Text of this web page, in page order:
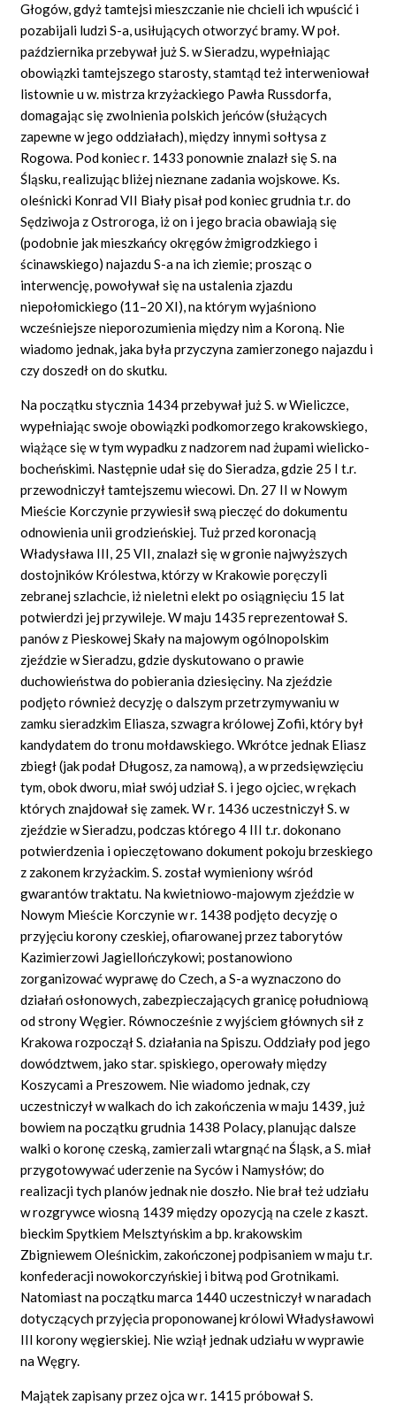
Głogów, gdyż tamtejsi mieszczanie nie chcieli ich wpuścić i
pozabijali ludzi S-a, usiłujących otworzyć bramy. W poł.
października przebywał już S. w Sieradzu, wypełniając
obowiązki tamtejszego starosty, stamtąd też interweniował
listownie u w. mistrza krzyżackiego Pawła Russdorfa,
domagając się zwolnienia polskich jeńców (służących
zapewne w jego oddziałach), między innymi sołtysa z
Rogowa. Pod koniec r. 1433 ponownie znalazł się S. na
Śląsku, realizując bliżej nieznane zadania wojskowe. Ks.
oleśnicki Konrad VII Biały pisał pod koniec grudnia t.r. do
Sędziwoja z Ostroroga, iż on i jego bracia obawiają się
(podobnie jak mieszkańcy okręgów żmigrodzkiego i
ścinawskiego) najazdu S-a na ich ziemie; prosząc o
interwencję, powoływał się na ustalenia zjazdu
niepołomickiego (11–20 XI), na którym wyjaśniono
wcześniejsze nieporozumienia między nim a Koroną. Nie
wiadomo jednak, jaka była przyczyna zamierzonego najazdu i
czy doszedł on do skutku.
Na początku stycznia 1434 przebywał już S. w Wieliczce,
wypełniając swoje obowiązki podkomorzego krakowskiego,
wiążące się w tym wypadku z nadzorem nad żupami wielicko-
bocheńskimi. Następnie udał się do Sieradza, gdzie 25 I t.r.
przewodniczył tamtejszemu wiecowi. Dn. 27 II w Nowym
Mieście Korczynie przywiesił swą pieczęć do dokumentu
odnowienia unii grodzieńskiej. Tuż przed koronacją
Władysława III, 25 VII, znalazł się w gronie najwyższych
dostojników Królestwa, którzy w Krakowie poręczyli
zebranej szlachcie, iż nieletni elekt po osiągnięciu 15 lat
potwierdzi jej przywileje. W maju 1435 reprezentował S.
panów z Pieskowej Skały na majowym ogólnopolskim
zjeździe w Sieradzu, gdzie dyskutowano o prawie
duchowieństwa do pobierania dziesięciny. Na zjeździe
podjęto również decyzję o dalszym przetrzymywaniu w
zamku sieradzkim Eliasza, szwagra królowej Zofii, który był
kandydatem do tronu mołdawskiego. Wkrótce jednak Eliasz
zbiegł (jak podał Długosz, za namową), a w przedsięwzięciu
tym, obok dworu, miał swój udział S. i jego ojciec, w rękach
których znajdował się zamek. W r. 1436 uczestniczył S. w
zjeździe w Sieradzu, podczas którego 4 III t.r. dokonano
potwierdzenia i opieczętowano dokument pokoju brzeskiego
z zakonem krzyżackim. S. został wymieniony wśród
gwarantów traktatu. Na kwietniowo-majowym zjeździe w
Nowym Mieście Korczynie w r. 1438 podjęto decyzję o
przyjęciu korony czeskiej, ofiarowanej przez taborytów
Kazimierzowi Jagiellończykowi; postanowiono
zorganizować wyprawę do Czech, a S-a wyznaczono do
działań osłonowych, zabezpieczających granicę południową
od strony Węgier. Równocześnie z wyjściem głównych sił z
Krakowa rozpoczął S. działania na Spiszu. Oddziały pod jego
dowództwem, jako star. spiskiego, operowały między
Koszycami a Preszowem. Nie wiadomo jednak, czy
uczestniczył w walkach do ich zakończenia w maju 1439, już
bowiem na początku grudnia 1438 Polacy, planując dalsze
walki o koronę czeską, zamierzali wtargnąć na Śląsk, a S. miał
przygotowywać uderzenie na Syców i Namysłów; do
realizacji tych planów jednak nie doszło. Nie brał też udziału
w rozgrywce wiosną 1439 między opozycją na czele z kaszt.
bieckim Spytkiem Melsztyńskim a bp. krakowskim
Zbigniewem Oleśnickim, zakończonej podpisaniem w maju t.r.
konfederacji nowokorczyńskiej i bitwą pod Grotnikami.
Natomiast na początku marca 1440 uczestniczył w naradach
dotyczących przyjęcia proponowanej królowi Władysławowi
III korony węgierskiej. Nie wziął jednak udziału w wyprawie
na Węgry.
Majątek zapisany przez ojca w r. 1415 próbował S.